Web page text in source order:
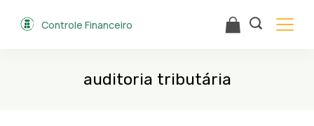
Controle Financeiro
auditoria tributária